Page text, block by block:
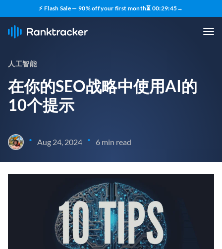
⚡ Flash Sale — 90% off your first month⏳ 00:29:44→
人工智能
在你的SEO战略中使用AI的
10个提示
• Aug 24, 2024 • 6 min read